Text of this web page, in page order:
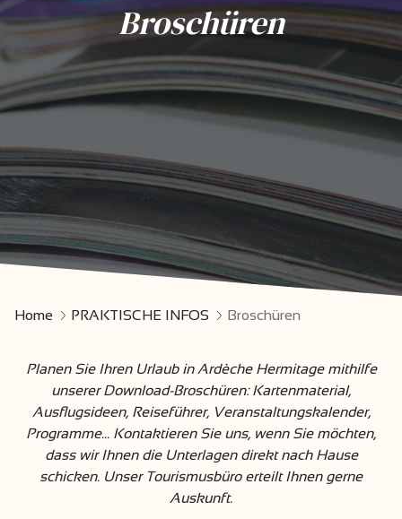
Broschüren
Home PRAKTISCHE INFOS Broschüren
Planen Sie Ihren Urlaub in Ardèche Hermitage mithilfe
unserer Download-Broschüren: Kartenmaterial,
Ausflugsideen, Reiseführer, Veranstaltungskalender,
Programme... Kontaktieren Sie uns, wenn Sie möchten,
dass wir Ihnen die Unterlagen direkt nach Hause
schicken. Unser Tourismusbüro erteilt Ihnen gerne
Auskunft.